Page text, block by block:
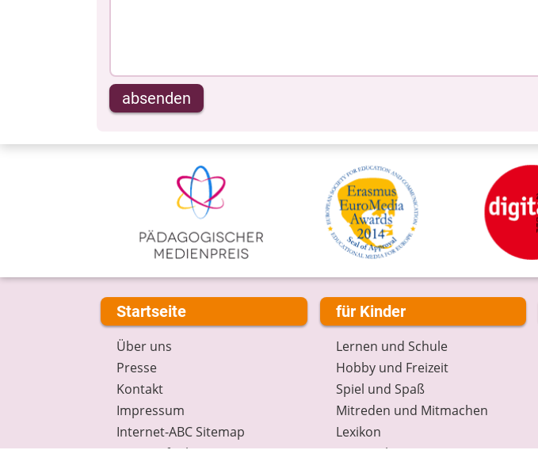
absenden
Startseite
Über uns
Presse
Kontakt
Impressum
Internet-ABC Sitemap
Barrierefreiheit
für Kinder
Lernen und Schule
Hobby und Freizeit
Spiel und Spaß
Mitreden und Mitmachen
Lexikon
Datenschutz